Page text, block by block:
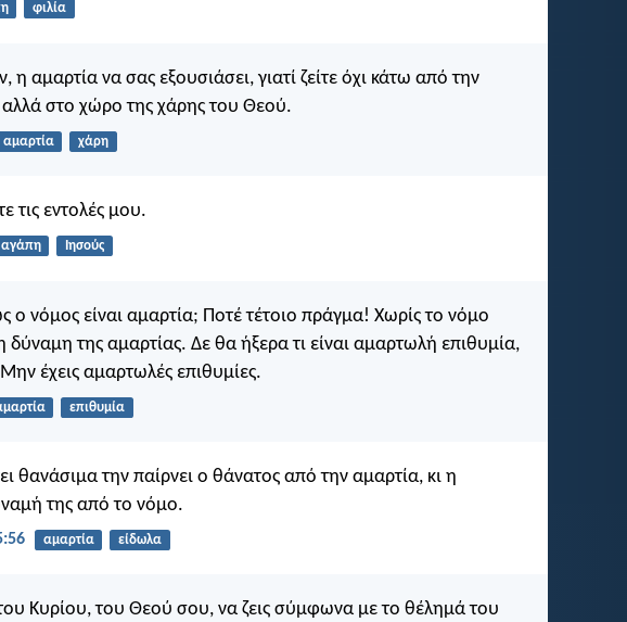
φιλία
η αμαρτία να σας εξουσιάσει, γιατί ζείτε όχι κάτω από την
στο χώρο της χάρης του Θεού.
αμαρτία χάρη
τις εντολές μου.
αγάπη Ιησούς
νόμος είναι αμαρτία; Ποτέ τέτοιο πράγμα! Χωρίς το νόμο
της αμαρτίας. Δε θα ήξερα τι είναι αμαρτωλή επιθυμία,
έχεις αμαρτωλές επιθυμίες.
επιθυμία
θανάσιμα την παίρνει ο θάνατος από την αμαρτία, κι η
της από το νόμο.
αμαρτία είδωλα
του Κυρίου, του Θεού σου, να ζεις σύμφωνα με το θέλημά του